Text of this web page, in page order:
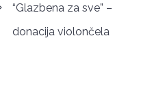
“Glazbena za sve” –
donacija violončela